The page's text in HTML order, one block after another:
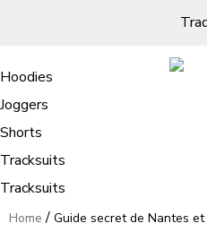
Living Room
Sofas & Chairs
Cornar Sofas
Sofas
TV Units & Stands
Bedroom
Chest of Drawers
3 Drawer Chest
4 Drawer Chest
5 Drawer Chest
6 Drawer Chest
Dressing Tables Stools
Dressing Tables
Dressing Stools
Wholesale Mattresses
Mirrors
Free Standing Mirrors
Dining Room
Clothing
Hoodies
Joggers
Shorts
Tracksuits
Tracksuits
Guide secret de
environs | [E-Book
Home / Guide secret de Nantes